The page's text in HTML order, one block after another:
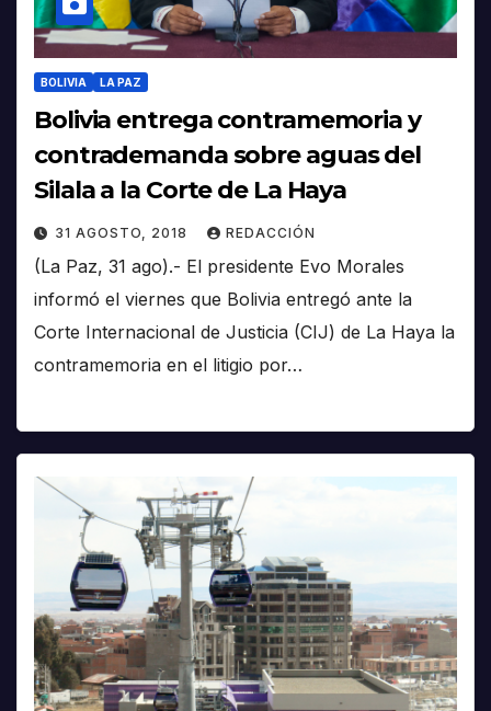
BOLIVIA LA PAZ
Bolivia entrega contramemoria y
contrademanda sobre aguas del
Silala a la Corte de La Haya
31 AGOSTO, 2018 REDACCIÓN
(La Paz, 31 ago).- El presidente Evo Morales
informó el viernes que Bolivia entregó ante la
Corte Internacional de Justicia (CIJ) de La Haya la
contramemoria en el litigio por…